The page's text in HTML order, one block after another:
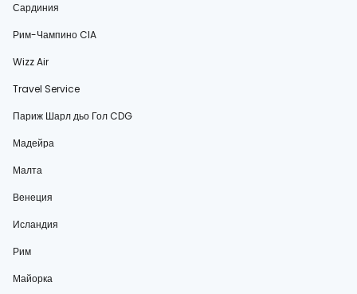
Сардиния
Рим-Чампино CIA
Wizz Air
Travel Service
Париж Шарл дьо Гол CDG
Мадейра
Малта
Венеция
Исландия
Рим
Майорка